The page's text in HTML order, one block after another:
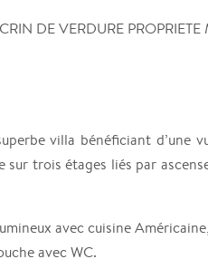
DE VERDURE
villa bénéficiant d’une
trois étages liés par
avec cuisine
avec WC.